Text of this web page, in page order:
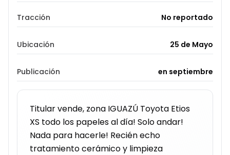
Tracción No reportado
Ubicación 25 de Mayo
Publicación en septiembre
Titular vende, zona IGUAZÚ Toyota Etios
XS todo los papeles al día! Solo andar!
Nada para hacerle! Recién echo
tratamiento cerámico y limpieza